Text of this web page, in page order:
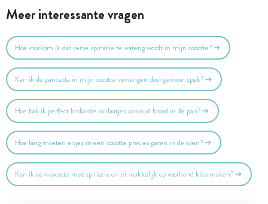
Meer interessante vragen
Hoe voorkom ik dat verse spinazie te waterig wordt in mijn cocotte?
Kan ik de pancetta in mijn cocotte vervangen door gewoon spek?
Hoe bak ik perfect krokante soldaatjes van oud brood in de pan?
Hoe lang moeten eitjes in een cocotte precies garen in de oven?
Kan ik een cocotte met spinazie en ei makkelijk op voorhand klaarmaken?